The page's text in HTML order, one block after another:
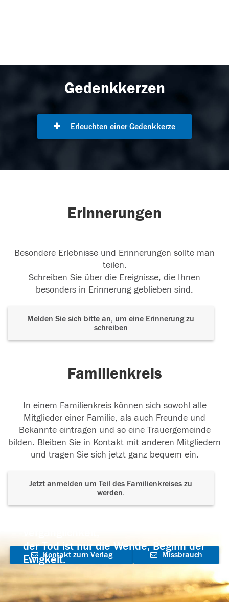
Gedenkkerzen
Erleuchten einer Gedenkkerze
Erinnerungen
Besondere Erlebnisse und Erinnerungen sollte man
teilen.
Schreiben Sie über die Ereignisse, die Ihnen
besonders in Erinnerung geblieben sind.
Melden Sie sich bitte an, um eine Erinnerung zu
schreiben
Familienkreis
In einem Familienkreis können sich sowohl alle
Mitglieder einer Familie, als auch Freunde und
Bekannte eintragen und so eine Trauergemeinde
bilden. Bleiben Sie in Kontakt mit anderen Mitgliedern
und tragen Sie sich jetzt ganz bequem ein.
Jetzt anmelden um Teil des Familienkreises zu
werden.
der Tod ist nur die Wende, Beginn der
Ewigkeit.
Kontakt zum Verlag
aufnehmen
Missbrauch